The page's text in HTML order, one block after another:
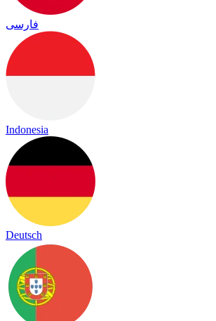
فارسی
Indonesia
Deutsch